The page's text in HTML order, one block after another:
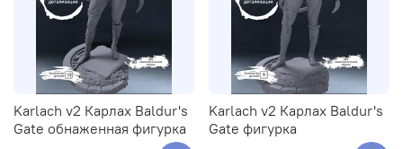
Karlach v2 Карлах Baldur's
Gate обнаженная фигурка
Karlach v2 Карлах Baldur's
Gate фигурка